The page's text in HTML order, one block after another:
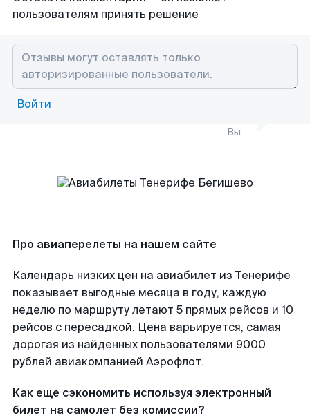
пользователям принять решение
Войти
Вы
Про авиаперелеты на нашем сайте
Календарь низких цен на авиабилет из Тенерифе
показывает выгодные месяца в году, каждую
неделю по маршруту летают 5 прямых рейсов и 10
рейсов с пересадкой. Цена варьируется, самая
дорогая из найденных пользователями 9000
рублей авиакомпанией Аэрофлот.
Как еще сэкономить используя электронный
билет на самолет без комиссии?